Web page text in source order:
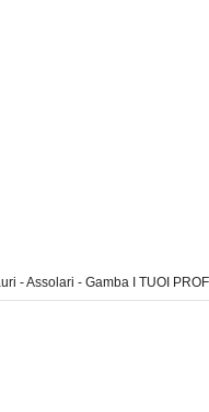
- Assolari - Gamba I TUOI